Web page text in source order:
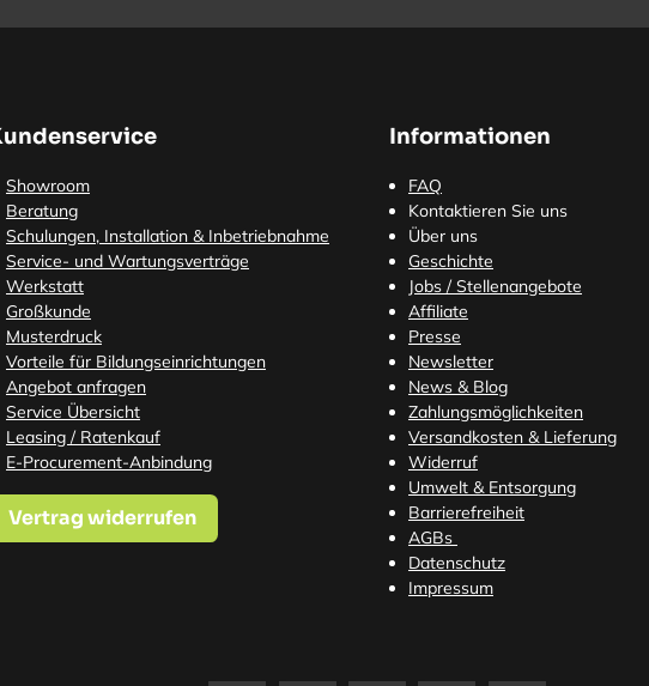
Showroom
Beratung
Schulungen, Installation & Inbetriebnahme
Service- und Wartungsverträge
Werkstatt
Großkunde
Musterdruck
Vorteile für Bildungseinrichtungen
Angebot anfragen
Service Übersicht
Leasing / Ratenkauf
E-Procurement-Anbindung
Vertrag widerrufen
Informationen
FAQ
Kontaktieren Sie uns
Über uns
Geschichte
Jobs / Stellenangebote
Affiliate
Presse
Newsletter
News & Blog
Zahlungsmöglichkeiten
Versandkosten & Lieferung
Widerruf
Umwelt & Entsorgung
Barrierefreiheit
AGBs
Datenschutz
Impressum